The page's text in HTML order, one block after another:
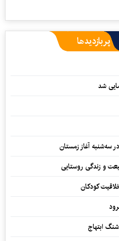
پربازدیدها
شد
سه‌شنبه آغاز زمستان
و زندگی روستایی
کودکان
ابتهاج